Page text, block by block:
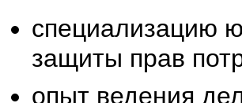
специализацию
защиты прав
опыт ведения